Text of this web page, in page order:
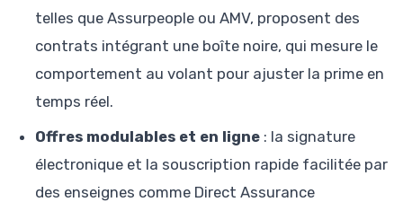
telles que Assurpeople ou AMV, proposent des
contrats intégrant une boîte noire, qui mesure le
comportement au volant pour ajuster la prime en
temps réel.
Offres modulables et en ligne : la signature
électronique et la souscription rapide facilitée par
des enseignes comme Direct Assurance